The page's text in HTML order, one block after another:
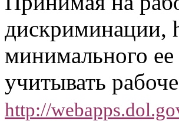
дискриминации,
минимального ее
учитывать
http://